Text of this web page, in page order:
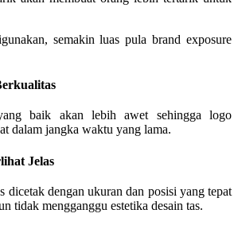
semakin luas pula brand exposure
baik akan lebih awet sehingga logo
dalam jangka waktu yang lama.
Jelas
dicetak dengan ukuran dan posisi yang tepat
tidak mengganggu estetika desain tas.